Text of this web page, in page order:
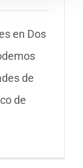
en Dos
de
de